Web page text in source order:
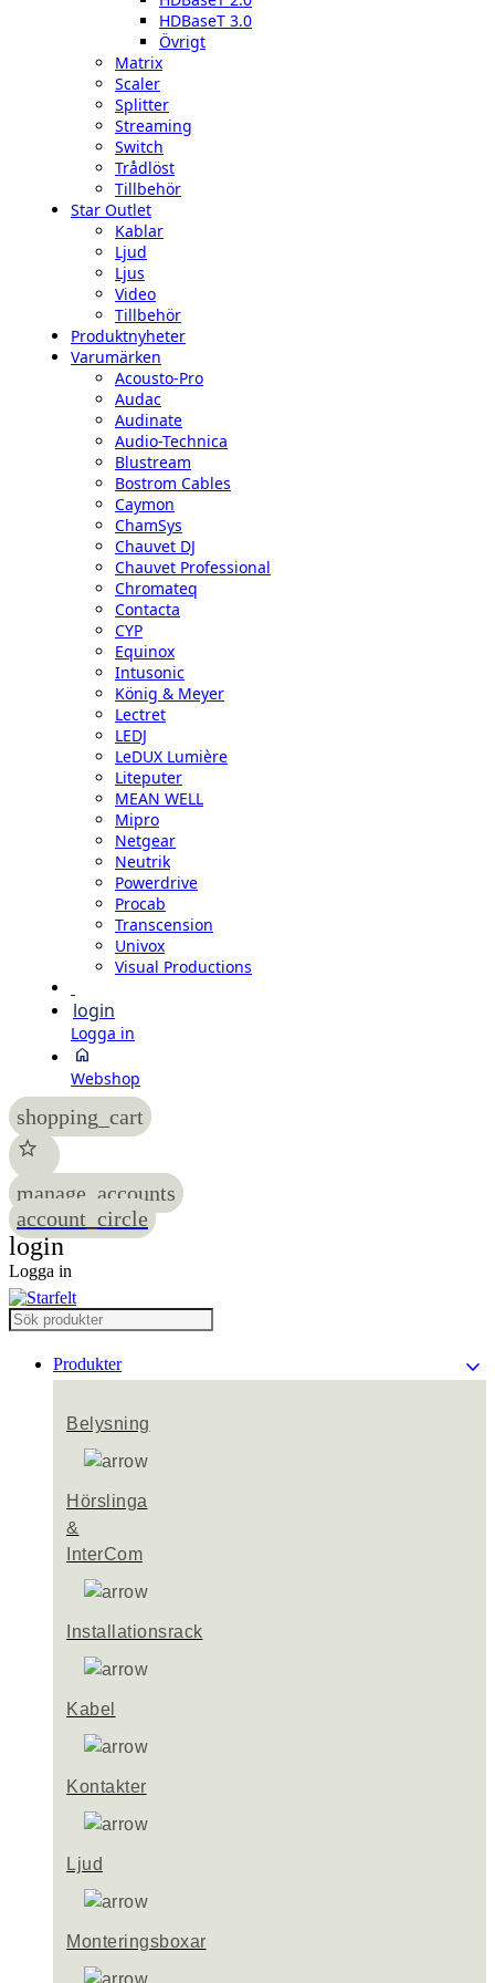
HDBaseT 3.0
Övrigt
Matrix
Scaler
Splitter
Streaming
Switch
Trådlöst
Tillbehör
Star Outlet
Kablar
Ljud
Ljus
Video
Tillbehör
Produktnyheter
Varumärken
Acousto-Pro
Audac
Audinate
Audio-Technica
Blustream
Bostrom Cables
Caymon
ChamSys
Chauvet DJ
Chauvet Professional
Chromateq
Contacta
CYP
Equinox
Intusonic
König & Meyer
Lectret
LEDJ
LeDUX Lumière
Liteputer
MEAN WELL
Mipro
Netgear
Neutrik
Powerdrive
Procab
Transcension
Univox
Visual Productions
login
Logga in
home
Webshop
shopping_cart
star
manage_accounts
account_circle
login
Logga in
Produkter keyboard_arrow_down
Belysning
Hörslinga
&
InterCom
Installationsrack
Kabel
Kontakter
Ljud
Monteringsboxar